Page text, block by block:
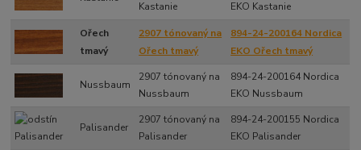
Kastanie
EKO Kastanie
Ořech
tmavý
2907 tónovaný na
Ořech tmavý
894-24-200164 Nordica
EKO Ořech tmavý
Nussbaum
2907 tónovaný na
Nussbaum
894-24-200164 Nordica
EKO Nussbaum
Palisander
2907 tónovaný na
Palisander
894-24-200155 Nordica
EKO Palisander